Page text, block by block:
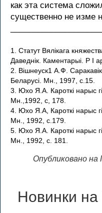
как эта система
существенно не изме
1. Статут Вялiкага
Даведнiк. Каментарыi. Р I
2. Вiшнеуск1 А.Ф.
Белаpyci. Мн., 1997, с.15.
3. Юхо Я.А. Кароткi нарыс
Мн.,1992, с, 178.
4. Юхо Я.А, Кароткi нарыс
Мн., 1992, с.179.
5. Юхо Я.А. Кароткi нарыс
Мн., 1992, с. 181.
Опубликовано
Новинки